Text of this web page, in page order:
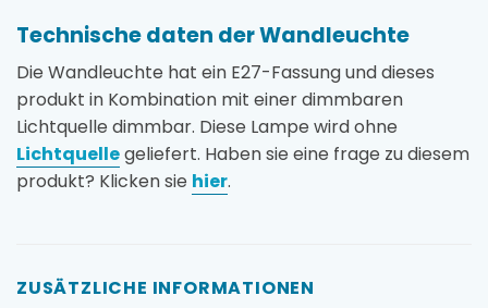
Technische daten der Wandleuchte
Die Wandleuchte hat ein E27-Fassung und dieses
produkt in Kombination mit einer dimmbaren
Lichtquelle dimmbar. Diese Lampe wird ohne
Lichtquellegeliefert. Haben sie eine frage zu diesem
produkt? Klicken sie hier.
ZUSÄTZLICHE INFORMATIONEN